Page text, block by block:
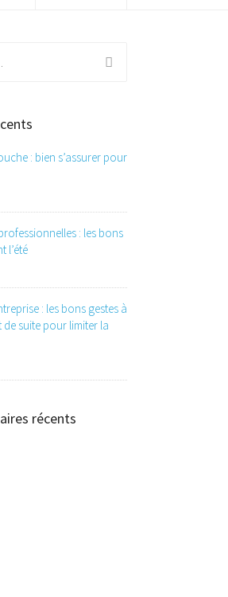
: bien s’assurer pour
: les bons
l’été
: les bons gestes à
suite pour limiter la
récents